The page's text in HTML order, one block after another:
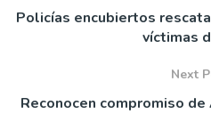
Policías encubiertos
víctimas
Next
Reconocen compromiso